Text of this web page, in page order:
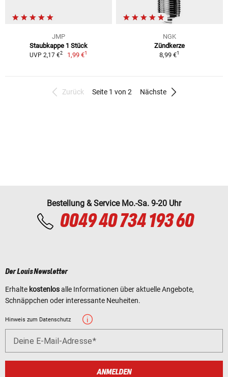
JMP
Staubkappe 1 Stück
UVP 2,17 €2 1,99 €1
NGK
Zündkerze
8,99 €1
Zurück Seite 1 von 2 Nächste
Bestellung & Service Mo.-Sa. 9-20 Uhr
0049 40 734 193 60
Der Louis Newsletter
Erhalte kostenlosalle Informationen über aktuelle Angebote,
Schnäppchen oder interessante Neuheiten.
Hinweis zum Datenschutz
Deine E-Mail-Adresse
ANMELDEN